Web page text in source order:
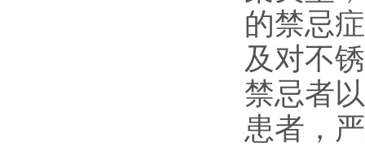
的禁忌
及对不
禁忌者
患者，